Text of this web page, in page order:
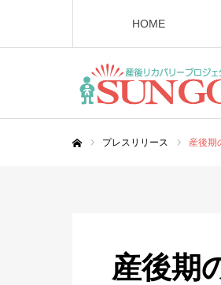
HOME
プレスリリース 産後期
産後期